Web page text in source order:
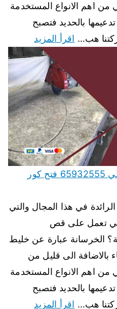
من اهم الانواع المستخدمة
بالحديد فتصبح
هب… اقرأ المزيد
قص رخام وحجر بالليزر حولي 65932555 فتح كور
في هذا المجال والتي
تعمل على قص
الخرسانة عبارة عن خليط
بالاضافة الى قليل من
من اهم الانواع المستخدمة
بالحديد فتصبح
هب… اقرأ المزيد